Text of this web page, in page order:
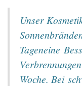
Unser
Tageneine
Woche. Bei